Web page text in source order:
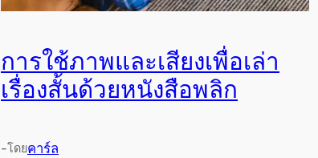
การใช้ภาพและเสียงเพื่อเล่า
เรื่องสั้นด้วยหนังสือพลิก
-โดยคาร์ล